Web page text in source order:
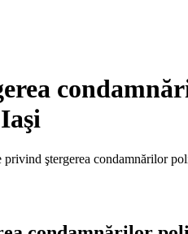
privind ştergerea condamnărilor